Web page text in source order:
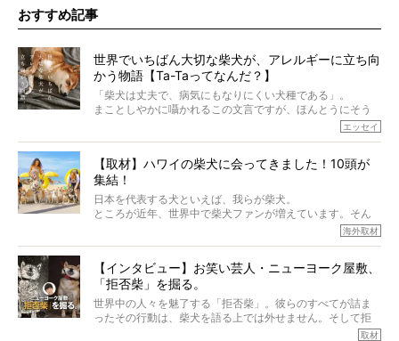
おすすめ記事
世界でいちばん大切な柴犬が、アレルギーに立ち向
かう物語【Ta-Taってなんだ？】
「柴犬は丈夫で、病気にもなりにくい犬種である」。
まことしやかに囁かれるこの文言ですが、ほんとうにそう
もちろん、犬種としての完成度がとてつもなく高い柴犬だ
でも、いざそれぞれの個体を見ていくと、丈夫で病気にも
なりにくい、とは言えないような気もするのです。
実際に「病気にならない」などということはないし、飼い
主はそのためにやるべきことがある。
今回は、柴犬に関わる方たちすべてに読んで欲しい、ある
ご本人からのレポートは、愛情たっぷりで示唆に富んだ物
語でした。
※文章はご本人の了承を得て編集しています
※画像はすべてイメージです
※この記事は個人の感想であり、効果・効能を示すものではありません
エッセイ
【取材】ハワイの柴犬に会ってきました！10頭が
集結！
日本を代表する犬といえば、我らが柴犬。
ところが近年、世界中で柴犬ファンが増えています。そん
な中「柴犬ライフ」が目をつけたのは、南の楽園ハワイ。
柴犬オーナーが多く、定期的にオフ会まで開催されている
そんな噂を聞きつけ、今回はハワイの柴犬たちを取材して
きました！
海外取材
【インタビュー】お笑い芸人・ニューヨーク屋敷、
「拒否柴」を掘る。
世界中の人々を魅了する「拒否柴」。彼らのすべてが詰ま
ったその行動は、柴犬を語る上では外せません。そして拒
否柴がここまで話題になるのは、“映える”ことも理由のひと
取材